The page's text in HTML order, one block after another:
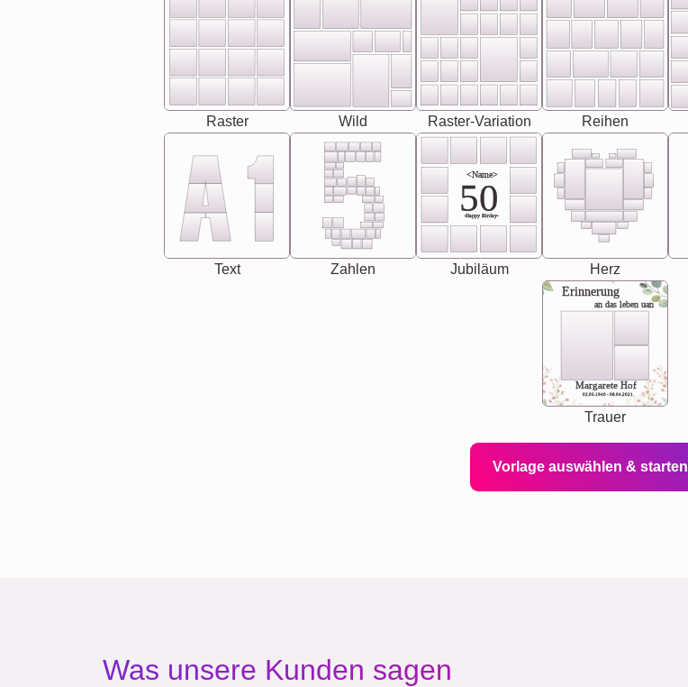
Raster Wild Raster-Variation Reihen
Text Zahlen
<Name>
50
-Happy Birday-
Jubiläum Herz
Erinnerung
an das leben uan
Margarete Hof
02.05.1940 - 08.04.2021
Trauer
Vorlage auswählen & starten
Was unsere Kunden sagen